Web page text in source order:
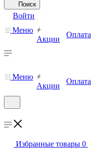
Поиск
Войти
Меню
Акции
Оплата
Меню
Акции
Оплата
Избранные товары 0